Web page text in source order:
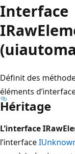
Interface
Définit des
éléments
Héritage
L’interface
l’interface